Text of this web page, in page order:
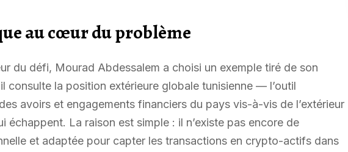
au cœur du problème
du défi, Mourad Abdessalem a choisi un exemple tiré de son
consulte la position extérieure globale tunisienne — l’outil
avoirs et engagements financiers du pays vis-à-vis de l’extérieur
La raison est simple : il n’existe pas encore de
et adaptée pour capter les transactions en crypto-actifs dans